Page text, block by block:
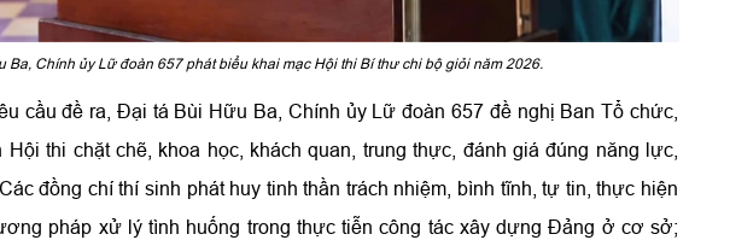
Ba, Chính ủy Lữ đoàn 657 phát biểu khai mạc Hội thi Bí thư chi bộ giỏi năm 2026.
cầu đề ra, Đại tá Bùi Hữu Ba, Chính ủy Lữ đoàn 657 đề nghị Ban Tổ chức,
Hội thi chặt chẽ, khoa học, khách quan, trung thực, đánh giá đúng năng lực,
đồng chí thí sinh phát huy tinh thần trách nhiệm, bình tĩnh, tự tin, thực hiện
pháp xử lý tình huống trong thực tiễn công tác xây dựng Đảng ở cơ sở;